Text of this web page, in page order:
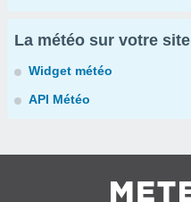
La météo sur votre site
Widget météo
API Météo